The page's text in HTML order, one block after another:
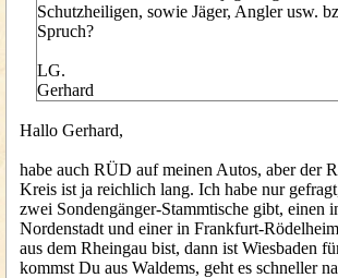
Schutzheiligen, sowie Jäger, Angler usw.
Spruch?
LG.
Gerhard
Hallo Gerhard,
habe auch RÜD auf meinen Autos, aber der
Kreis ist ja reichlich lang. Ich habe nur
zwei Sondengänger-Stammtische gibt, einen
Nordenstadt und einer in Frankfurt-
aus dem Rheingau bist, dann ist Wiesbaden
kommst Du aus Waldems, geht es schneller